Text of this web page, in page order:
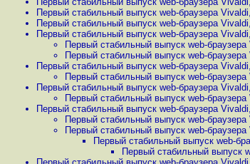
Первый стабильный выпуск web-браузера
Первый стабильный выпуск web-браузера
Первый стабильный выпуск web-браузера
Первый стабильный выпуск web-
Первый стабильный выпуск web-
Первый стабильный выпуск web-браузера
Первый стабильный выпуск web-
Первый стабильный выпуск web-браузера
Первый стабильный выпуск web-
Первый стабильный выпуск web-браузера
Первый стабильный выпуск web-
Первый стабильный выпуск web-
Первый стабильный выпуск web-
Первый стабильный выпуск